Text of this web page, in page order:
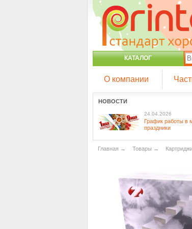
КАТАЛОГ
О компании
НОВОСТИ
24.04.2026
График работы в
праздники
Главная → Товары →